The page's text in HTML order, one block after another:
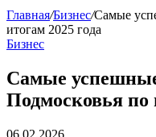
Главная/Бизнес/Самые
итогам 2025 года
Бизнес
Самые
Подмосковья по
06.02.2026